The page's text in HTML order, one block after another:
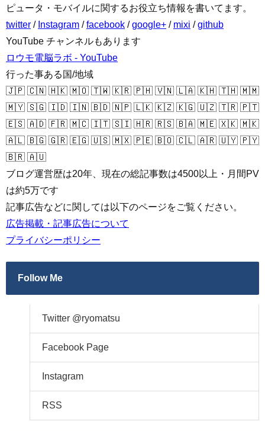
ピュータ・モバイルに関するお役立ち情報を書いてます。
twitter / Instagram /facebook /google+ / mixi /github
YouTube チャンネルもあります
ロウモ電脳ラボ - YouTube
行った事ある国/地域
🇯🇵 🇨🇳 🇭🇰 🇲🇴 🇹🇼 🇰🇷 🇵🇭 🇻🇳 🇱🇦 🇰🇭 🇹🇭 🇲🇲
🇲🇾 🇸🇬 🇮🇩 🇮🇳 🇧🇩 🇳🇵 🇱🇰 🇰🇿 🇰🇬 🇺🇿 🇹🇷 🇵🇹
🇪🇸 🇦🇩 🇫🇷 🇲🇨 🇮🇹 🇸🇮 🇭🇷 🇷🇸 🇧🇦 🇲🇪 🇽🇰 🇲🇰
🇦🇱 🇧🇬 🇬🇷 🇪🇬 🇺🇸 🇲🇽 🇵🇪 🇧🇴 🇨🇱 🇦🇷 🇺🇾 🇵🇾
🇧🇷 🇦🇺
ブログ運営歴は20年、現在の総記事数は4500以上・月間PV
は約5万です
記事広告などに関しては以下のページをご覧ください。
広告掲載・記事広告について
プライバシーポリシー
Follow Me
Twitter @ryomatsu
Facebook Page
Instagram
RSS